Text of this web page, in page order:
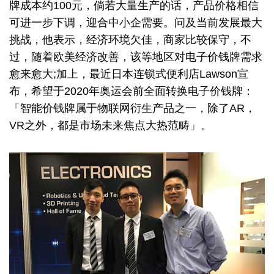
牌成本约100元，倘若大量生产的话，产品价格相信
可进一步下调，迎合中小企需要。问及当前发展最大
挑战，他表示，经济环境欠佳，商家比较保守，不
过，随着欧美经济改善，该等地区对电子价钱牌需求
愈来愈大;加上，最近日本连锁式便利店Lawson宣
布，希望于2020年奥运会前全面转换电子价钱牌：
「智能价钱牌属于物联网衍生产品之一，除了AR，
VR之外，都是市场未来焦点大热范畴」。
Image
Image